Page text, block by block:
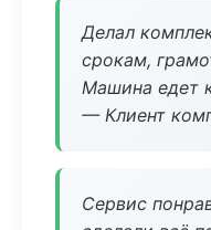
Делал
срокам,
Машина едет
— Клиент
Сервис